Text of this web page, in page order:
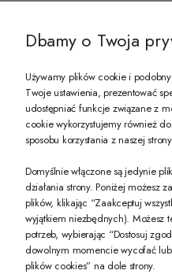
PREZENT DLA CIEBIE!
-10% na pierwsze zakupy na
Twoje dane będą przetwarzane
POKAŻ PEŁNĄ
Dbamy o Twoja
Używamy plików cookie i
Twoje ustawienia, prezentować
udostępniać funkcje związane z
cookie wykorzystujemy również
sposobu korzystania z naszej
Domyślnie włączone są jedynie
działania strony. Poniżej możesz
plików, klikając “Zaakceptuj
wyjątkiem niezbędnych). Możesz
potrzeb, wybierając “Dostosuj
dowolnym momencie wycofać
plików cookies” na dole strony.